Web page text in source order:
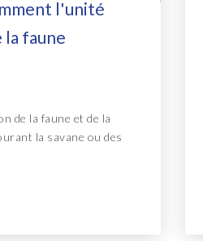
l'unité
la faune
de la faune et de la
la savane ou des